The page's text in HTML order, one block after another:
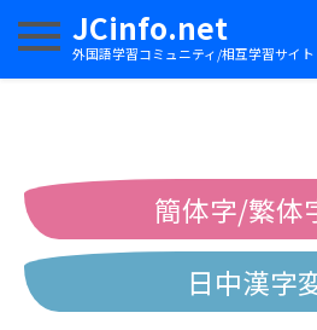
JCinfo.net
外国語学習コミュニティ/相互学習サイト
ナビゲーションを切り替える
簡体字/繁体
日中漢字